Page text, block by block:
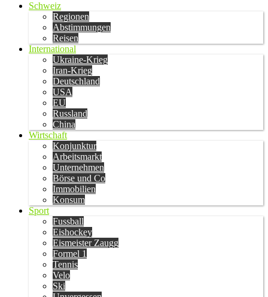
Schweiz
Regionen
Abstimmungen
Reisen
International
Ukraine-Krieg
Iran-Krieg
Deutschland
USA
EU
Russland
China
Wirtschaft
Konjunktur
Arbeitsmarkt
Unternehmen
Börse und Co
Immobilien
Konsum
Sport
Fussball
Eishockey
Eismeister Zaugg
Formel 1
Tennis
Velo
Ski